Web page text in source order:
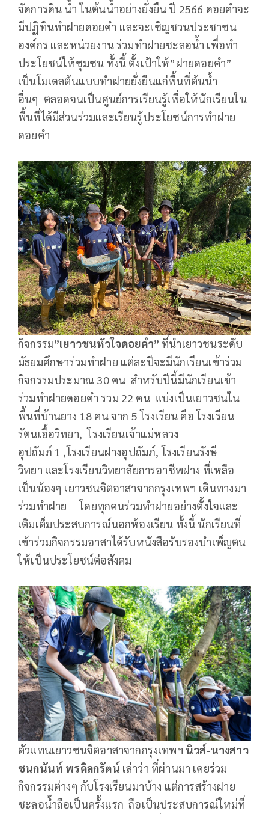
จัดการดิน น้ำ ในต้นน้ำอย่างยั่งยืน ปี 2566 ดอยคำจะ
มีปฏิทินทำฝายดอยคำ และจะเชิญชวนประชาชน
องค์กร และหน่วยงาน ร่วมทำฝายชะลอน้ำ เพื่อทำ
ประโยชน์ให้ชุมชน ทั้งนี้ ตั้งเป้าให้”ฝายดอยคำ”
เป็นโมเดลต้นแบบทำฝายยั่งยืนแก่พื้นที่ต้นน้ำ
อื่นๆ ตลอดจนเป็นศูนย์การเรียนรู้เพื่อให้นักเรียนใน
พื้นที่ได้มีส่วนร่วมและเรียนรู้ประโยชน์การทำฝาย
ดอยคำ
กิจกรรม”เยาวชนหัวใจดอยคำ” ที่นำเยาวชนระดับ
มัธยมศึกษาร่วมทำฝาย แต่ละปีจะมีนักเรียนเข้าร่วม
กิจกรรมประมาณ 30 คน สำหรับปีนี้มีนักเรียนเข้า
ร่วมทำฝายดอยคำ รวม 22 คน แบ่งเป็นเยาวชนใน
พื้นที่บ้านยาง 18 คน จาก 5 โรงเรียน คือ โรงเรียน
รัตนเอื้อวิทยา, โรงเรียนเจ้าแม่หลวง
อุปถัมภ์ 1 ,โรงเรียนฝางอุปถัมภ์, โรงเรียนรังษี
วิทยา และโรงเรียนวิทยาลัยการอาชีพฝาง ที่เหลือ
เป็นน้องๆ เยาวชนจิตอาสาจากกรุงเทพฯ เดินทางมา
ร่วมทำฝาย โดยทุกคนร่วมทำฝายอย่างตั้งใจและ
เติมเต็มประสบการณ์นอกห้องเรียน ทั้งนี้ นักเรียนที่
เข้าร่วมกิจกรรมอาสาได้รับหนังสือรับรองบำเพ็ญตน
ให้เป็นประโยชน์ต่อสังคม
ตัวแทนเยาวชนจิตอาสาจากกรุงเทพฯ นิวส์-นางสาว
ชนกนันท์ พรดิลกรัตน์ เล่าว่า ที่ผ่านมา เคยร่วม
กิจกรรมต่างๆ กับโรงเรียนมาบ้าง แต่การสร้างฝาย
ชะลอน้ำถือเป็นครั้งแรก ถือเป็นประสบการณ์ใหม่ที่